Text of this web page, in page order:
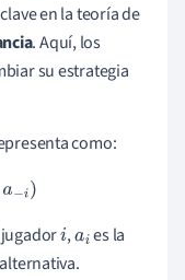
en la teoría de
. Aquí, los
su estrategia
como:
)
i,ai es la